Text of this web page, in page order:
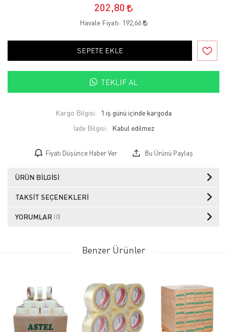
202,80
Havale Fiyatı: 192,66
SEPETE EKLE
TEKLIF AL
Kargo Bilgisi:
1 iş günü içinde kargoda
İade Bilgisi:
Fiyatı Düşünce Haber Ver Bu Ürünü Paylaş
ÜRÜN BILGISI
TAKSIT SEÇENEKLERI
YORUMLAR (0)
Benzer Ürünler